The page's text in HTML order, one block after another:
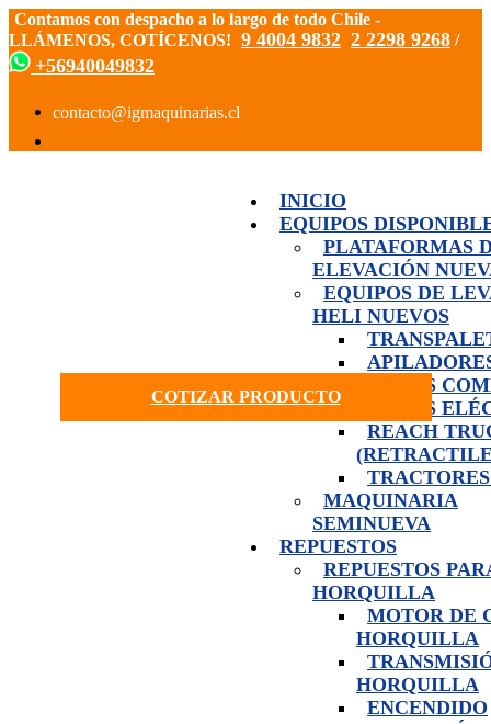
Contamos con despacho a lo largo de todo Chile -
LLÁMENOS, COTÍCENOS! 9 4004 9832 2 2298 9268 /
+56940049832
INICIO
EQUIPOS
PLATAFORMAS
ELEVACIÓN
EQUIPOS DE
HELI NUEVOS
GRÚAS
GRÚAS
REACH
MAQUINARIA
SEMINUEVA
REPUESTOS
REPUESTOS
HORQUILLA
MOTOR DE
HORQUILLA
HORQUILLA
ENCENDIDO
COTIZAR PRODUCTO